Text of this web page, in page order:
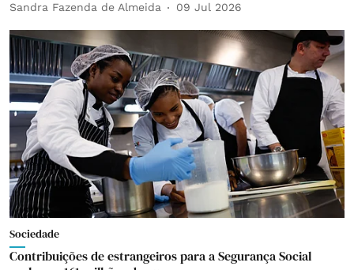
Sandra Fazenda de Almeida 09 Jul 2026
Sociedade
Contribuições de estrangeiros para a Segurança Social